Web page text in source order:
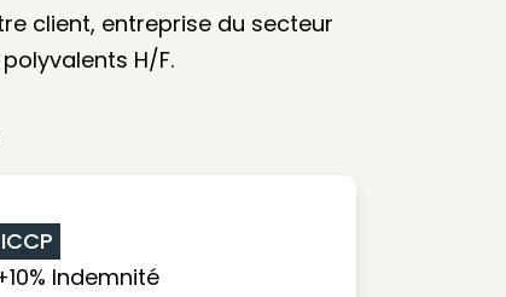
client, entreprise du secteur
H/F.
ICCP
Indemnité